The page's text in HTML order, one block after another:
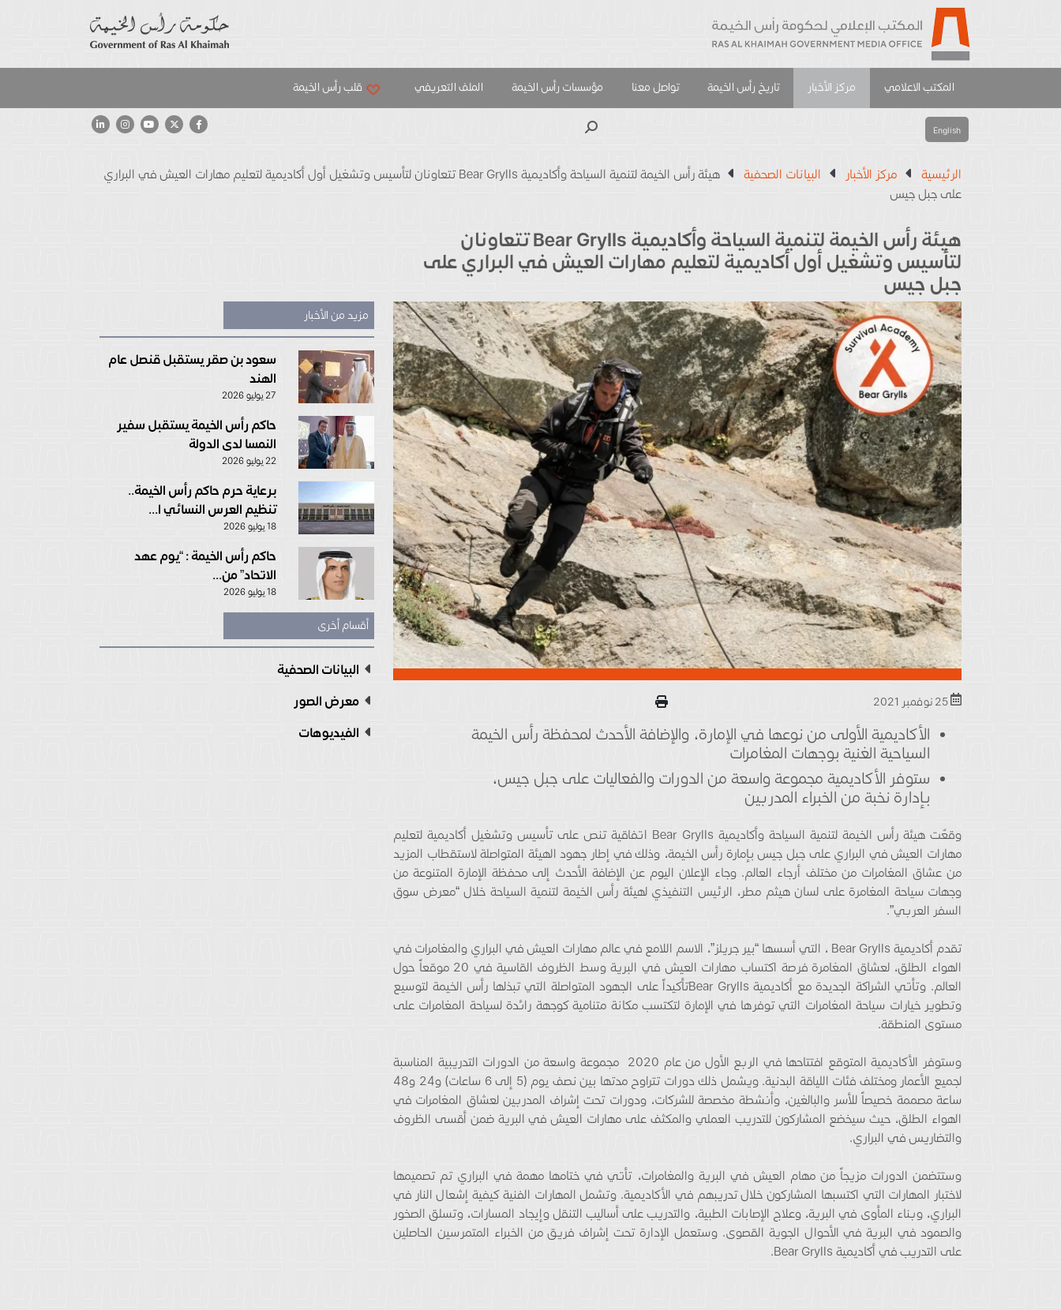
المكتب الاعلامي مركز الأخبار تاريخ رأس الخيمة تواصل معنا مؤسسات رأس الخيمة الملف التعريفي قلب رأس الخيمة
English
الرئيسية مركز الأخبار البيانات الصحفية
هيئة رأس الخيمة لتنمية السياحة وأكاديمية Bear Grylls تتعاونان لتأسيس وتشغيل أول أكاديمية لتعليم مهارات العيش في البراري
على جبل جيس
هيئة رأس الخيمة لتنمية السياحة وأكاديمية Bear Grylls تتعاونان
لتأسيس وتشغيل أول أكاديمية لتعليم مهارات العيش في البراري على
جبل جيس
الأكاديمية الأولى من نوعها في الإمارة، والإضافة الأحدث لمحفظة رأس الخيمة
السياحية الغنية بوجهات المغامرات
ستوفر الأكاديمية مجموعة واسعة من الدورات والفعاليات على جبل جيس،
بإدارة نخبة من الخبراء المدربين
وقعّت هيئة رأس الخيمة لتنمية السياحة وأكاديمية Bear Grylls اتفاقية تنص على تأسيس وتشغيل أكاديمية لتعليم
مهارات العيش في البراري على جبل جيس بإمارة رأس الخيمة، وذلك في إطار جهود الهيئة المتواصلة لاستقطاب المزيد
من عشاق المغامرات من مختلف أرجاء العالم. وجاء الإعلان اليوم عن الإضافة الأحدث إلى محفظة الإمارة المتنوعة من
وجهات سياحة المغامرة على لسان هيثم مطر، الرئيس التنفيذي لهيئة رأس الخيمة لتنمية السياحة خلال “معرض سوق
السفر العربي”.
تقدم أكاديمية Bear Grylls ، التي أسسها “بير جريلز”، الاسم اللامع في عالم مهارات العيش في البراري والمغامرات في
الهواء الطلق، لعشاق المغامرة فرصة اكتساب مهارات العيش في البرية وسط الظروف القاسية في 20 موقعاً حول
العالم. وتأتي الشراكة الجديدة مع أكاديمية Bear Gryllsتأكيداً على الجهود المتواصلة التي تبذلها رأس الخيمة لتوسيع
وتطوير خيارات سياحة المغامرات التي توفرها في الإمارة لتكتسب مكانة متنامية كوجهة رائدة لسياحة المغامرات على
مستوى المنطقة.
وستوفر الأكاديمية المتوقع افتتاحها في الربع الأول من عام 2020 مجموعة واسعة من الدورات التدريبية المناسبة
لجميع الأعمار ومختلف فئات اللياقة البدنية. ويشمل ذلك دورات تتراوح مدتها بين نصف يوم (5 إلى 6 ساعات) و24 و48
ساعة مصممة خصيصاً للأسر والبالغين، وأنشطة مخصصة للشركات، ودورات تحت إشراف المدربين لعشاق المغامرات في
الهواء الطلق، حيث سيخضع المشاركون للتدريب العملي والمكثف على مهارات العيش في البرية ضمن أقسى الظروف
والتضاريس في البراري.
وستتضمن الدورات مزيجاً من مهام العيش في البرية والمغامرات، تأتي في ختامها مهمة في البراري تم تصميمها
لاختبار المهارات التي اكتسبها المشاركون خلال تدريبهم في الأكاديمية. وتشمل المهارات الفنية كيفية إشعال النار في
البراري، وبناء المأوى في البرية، وعلاج الإصابات الطبية، والتدريب على أساليب التنقل وإيجاد المسارات، وتسلق الصخور
والصمود في البرية في الأحوال الجوية القصوى. وستعمل الإدارة تحت إشراف فريق من الخبراء المتمرسين الحاصلين
على التدريب في أكاديمية Bear Grylls.
مزيد من الأخبار
سعود بن صقر يستقبل قنصل عام
الهند
27 يوليو 2026
حاكم رأس الخيمة يستقبل سفير
النمسا لدى الدولة
22 يوليو 2026
برعاية حرم حاكم رأس الخيمة..
تنظيم العرس النسائي ا...
18 يوليو 2026
حاكم رأس الخيمة : “يوم عهد
الاتحاد” من...
18 يوليو 2026
أقسام أخرى
البيانات الصحفية
معرض الصور
الفيديوهات